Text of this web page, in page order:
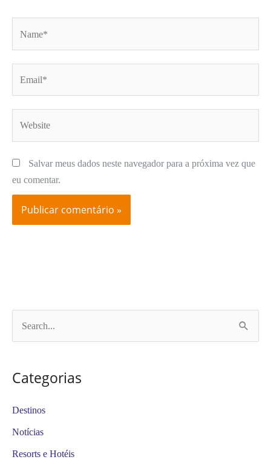
Salvar meus dados neste navegador para a próxima vez que
eu comentar.
q
u
i
Categorias
Destinos
Notícias
Resorts e Hotéis